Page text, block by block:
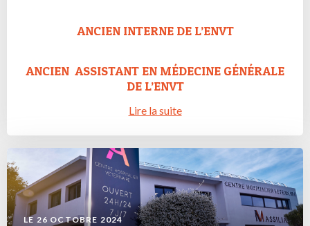
ANCIEN INTERNE DE L’ENVT
ANCIEN ASSISTANT EN MÉDECINE GÉNÉRALE
DE L’ENVT
Lire la suite
LE 26 OCTOBRE 2024